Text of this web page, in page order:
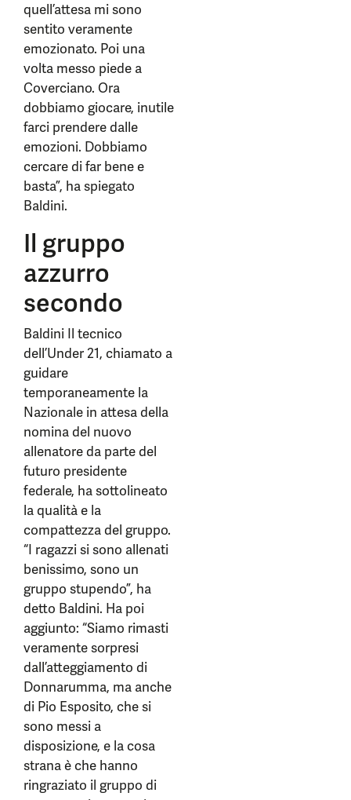
quell’attesa mi sono
sentito veramente
emozionato. Poi una
volta messo piede a
Coverciano. Ora
dobbiamo giocare, inutile
farci prendere dalle
emozioni. Dobbiamo
cercare di far bene e
basta”, ha spiegato
Baldini.
Il gruppo
azzurro
secondo
Baldini Il tecnico
dell’Under 21, chiamato a
guidare
temporaneamente la
Nazionale in attesa della
nomina del nuovo
allenatore da parte del
futuro presidente
federale, ha sottolineato
la qualità e la
compattezza del gruppo.
“I ragazzi si sono allenati
benissimo, sono un
gruppo stupendo”, ha
detto Baldini. Ha poi
aggiunto: “Siamo rimasti
veramente sorpresi
dall’atteggiamento di
Donnarumma, ma anche
di Pio Esposito, che si
sono messi a
disposizione, e la cosa
strana è che hanno
ringraziato il gruppo di